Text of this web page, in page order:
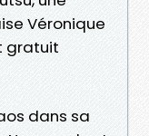
Véronique
gratuit
dans sa